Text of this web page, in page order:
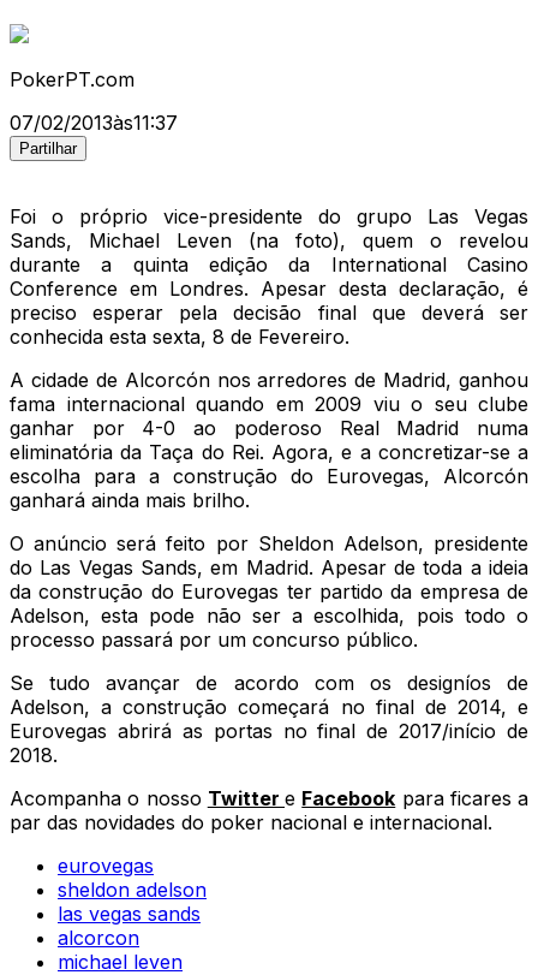
PokerPT.com
07/02/2013às11:37
Partilhar
Foi o próprio vice-presidente do grupo Las Vegas
Sands, Michael Leven (na foto), quem o revelou
durante a quinta edição da International Casino
Conference em Londres. Apesar desta declaração, é
preciso esperar pela decisão final que deverá ser
conhecida esta sexta, 8 de Fevereiro.
A cidade de Alcorcón nos arredores de Madrid, ganhou
fama internacional quando em 2009 viu o seu clube
ganhar por 4-0 ao poderoso Real Madrid numa
eliminatória da Taça do Rei. Agora, e a concretizar-se a
escolha para a construção do Eurovegas, Alcorcón
ganhará ainda mais brilho.
O anúncio será feito por Sheldon Adelson, presidente
do Las Vegas Sands, em Madrid. Apesar de toda a ideia
da construção do Eurovegas ter partido da empresa de
Adelson, esta pode não ser a escolhida, pois todo o
processo passará por um concurso público.
Se tudo avançar de acordo com os designíos de
Adelson, a construção começará no final de 2014, e
Eurovegas abrirá as portas no final de 2017/início de
2018.
Acompanha o nosso Twitter e Facebook para ficares a
par das novidades do poker nacional e internacional.
eurovegas
sheldon adelson
las vegas sands
alcorcon
michael leven